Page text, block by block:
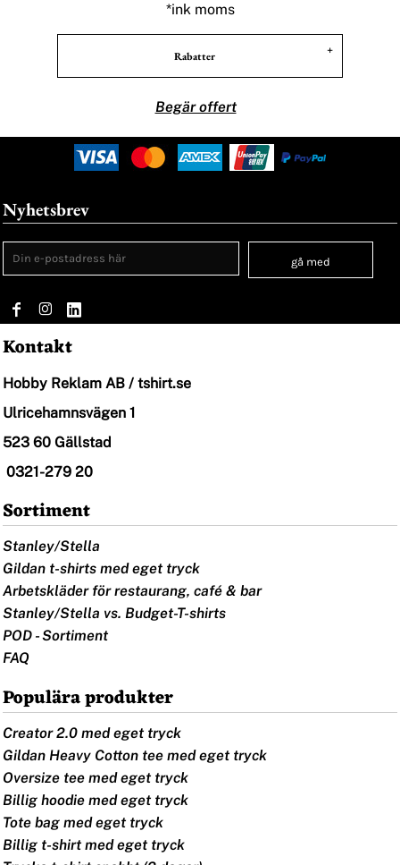
*ink moms
Rabatter
Begär offert
Nyhetsbrev
gå med
Kontakt
Hobby Reklam AB / tshirt.se
Ulricehamnsvägen 1
523 60 Gällstad
0321-279 20
Sortiment
Stanley/Stella
Gildan t-shirts med eget tryck
Arbetskläder för restaurang, café & bar
Stanley/Stella vs. Budget-T-shirts
POD - Sortiment
FAQ
Populära produkter
Creator 2.0 med eget tryck
Gildan Heavy Cotton tee med eget tryck
Oversize tee med eget tryck
Billig hoodie med eget tryck
Tote bag med eget tryck
Billig t-shirt med eget tryck